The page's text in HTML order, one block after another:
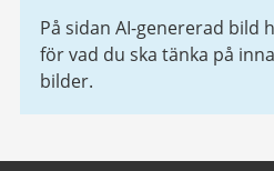
På sidan AI-genererad
för vad du ska tänka på
bilder.